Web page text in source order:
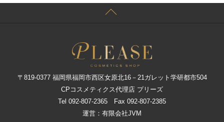
〒819-0377 福岡県福岡市西区女原北16－21ガレット学研都市504
CPコスメティクス代理店 プリーズ
Tel 092-807-2365 Fax 092-807-2385
運営：有限会社JVM